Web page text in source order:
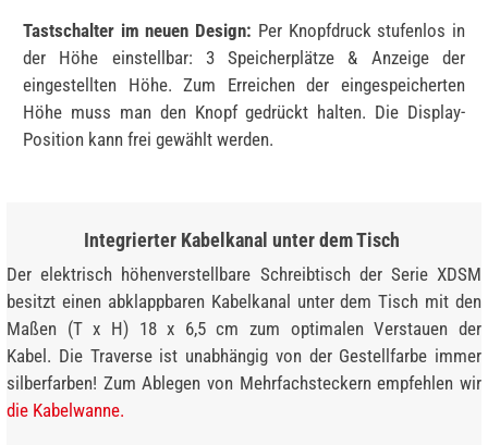
Tastschalter im neuen Design: Per Knopfdruck stufenlos in
der Höhe einstellbar: 3 Speicherplätze & Anzeige der
eingestellten Höhe. Zum Erreichen der eingespeicherten
Höhe muss man den Knopf gedrückt halten. Die Display-
Position kann frei gewählt werden.
Integrierter Kabelkanal unter dem Tisch
Der elektrisch höhenverstellbare Schreibtisch der Serie XDSM
besitzt einen abklappbaren Kabelkanal unter dem Tisch mit den
Maßen (T x H) 18 x 6,5 cm zum optimalen Verstauen der
Kabel. Die Traverse ist unabhängig von der Gestellfarbe immer
silberfarben! Zum Ablegen von Mehrfachsteckern empfehlen wir
die Kabelwanne.